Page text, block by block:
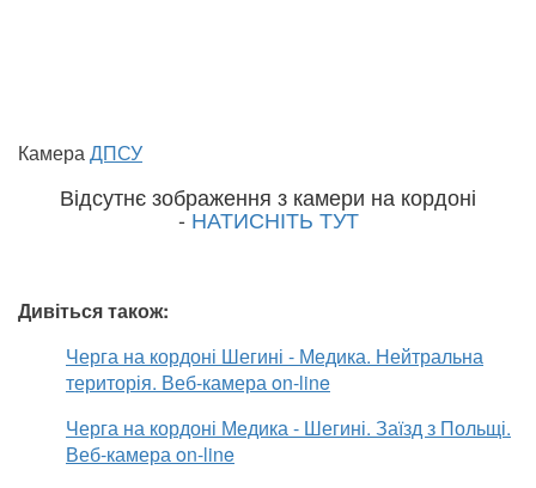
КамераДПСУ
Відсутнє зображення з камери на кордоні
-НАТИСНІТЬ ТУТ
Дивіться також:
Черга на кордоні Шегині - Медика. Нейтральна
територія. Веб-камера on-line
Черга на кордоні Медика - Шегині. Заїзд з Польщі.
Веб-камера on-line